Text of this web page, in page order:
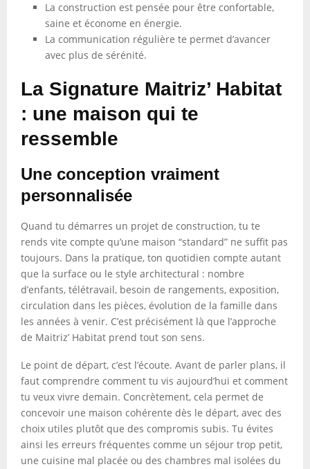
La construction est pensée pour être confortable,
saine et économe en énergie.
La communication régulière te permet d’avancer
avec plus de sérénité.
La Signature Maitriz’ Habitat
: une maison qui te
ressemble
Une conception vraiment
personnalisée
Quand tu démarres un projet de construction, tu te
rends vite compte qu’une maison “standard” ne suffit pas
toujours. Dans la pratique, ton quotidien compte autant
que la surface ou le style architectural : nombre
d’enfants, télétravail, besoin de rangements, exposition,
circulation dans les pièces, évolution de la famille dans
les années à venir. C’est précisément là que l’approche
de Maitriz’ Habitat prend tout son sens.
Le point de départ, c’est l’écoute. Avant de parler plans, il
faut comprendre comment tu vis aujourd’hui et comment
tu veux vivre demain. Concrètement, cela permet de
concevoir une maison cohérente dès le départ, avec des
choix utiles plutôt que des compromis subis. Tu évites
ainsi les erreurs fréquentes comme un séjour trop petit,
une cuisine mal placée ou des chambres mal isolées du